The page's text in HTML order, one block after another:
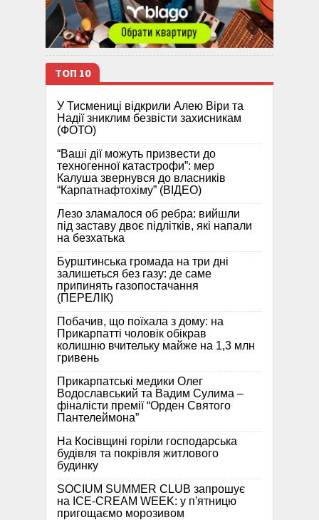
ТОП 10
У Тисмениці відкрили Алею Віри та
Надії зниклим безвісти захисникам
(ФОТО)
“Ваші дії можуть призвести до
техногенної катастрофи”: мер
Калуша звернувся до власників
“Карпатнафтохіму” (ВІДЕО)
Лезо зламалося об ребра: вийшли
під заставу двоє підлітків, які напали
на безхатька
Бурштинська громада на три дні
залишеться без газу: де саме
припинять газопостачання
(ПЕРЕЛІК)
Побачив, що поїхала з дому: на
Прикарпатті чоловік обікрав
колишню вчительку майже на 1,3 млн
гривень
Прикарпатські медики Олег
Водославський та Вадим Сулима –
фіналісти премії “Орден Святого
Пантелеймона”
На Косівщині горіли господарська
будівля та покрівля житлового
будинку
SOCIUM SUMMER CLUB запрошує
на ICE-CREAM WEEK: у п'ятницю
пригощаємо морозивом